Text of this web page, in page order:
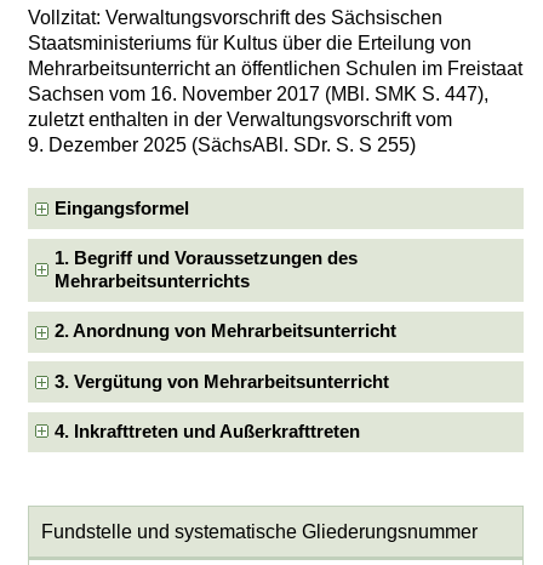
Vollzitat: Verwaltungsvorschrift des Sächsischen
Staatsministeriums für Kultus über die Erteilung von
Mehrarbeitsunterricht an öffentlichen Schulen im Freistaat
Sachsen vom 16. November 2017 (MBl. SMK S. 447),
zuletzt enthalten in der Verwaltungsvorschrift vom
9. Dezember 2025 (SächsABl. SDr. S. S 255)
Eingangsformel
1. Begriff und Voraussetzungen des
Mehrarbeitsunterrichts
2. Anordnung von Mehrarbeitsunterricht
3. Vergütung von Mehrarbeitsunterricht
4. Inkrafttreten und Außerkrafttreten
Fundstelle und systematische Gliederungsnummer